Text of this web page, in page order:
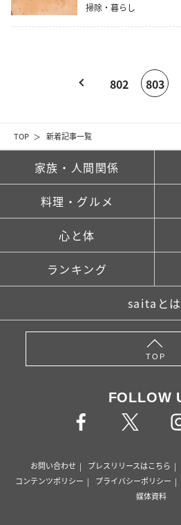
TOP 新着記事一覧
掃除・暮らし
802 803
家族・人間関係
料理・グルメ
心と体
ランキング
saitaとは
TOP
FOLLOW
お問い合わせ プレスリリースはこちら
コンテンツポリシー
プライバシーポリシー
媒体資料